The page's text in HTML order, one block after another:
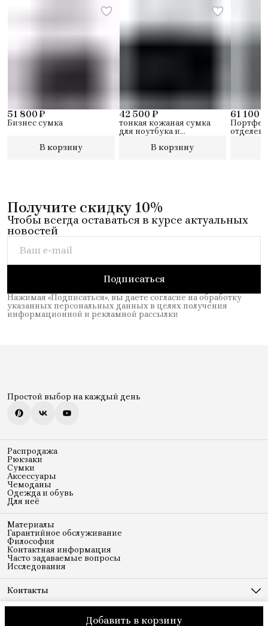
Добавить в корзину
51 800 ₽
Бизнес сумка
В корзину
42 500 ₽
тонкая кожаная сумка
для ноутбука и
В корзину
61 100 ₽
Получите скидку 10%
Чтобы всегда оставаться в курсе актуальных
новостей
Подписаться
Нажимая «Подписаться», вы даете согласие на обработку
указанных персональных данных в целях получения
информационной и рекламной рассылки
Простой выбор на каждый день
Распродажа
Рюкзаки
Сумки
Аксессуары
Чемоданы
Одежда и обувь
Для неё
Материалы
Гарантийное обслуживание
Философия
Контактная информация
Часто задаваемые вопросы
Исследования
Контакты
Адрес
ДоставкаПравила возврата